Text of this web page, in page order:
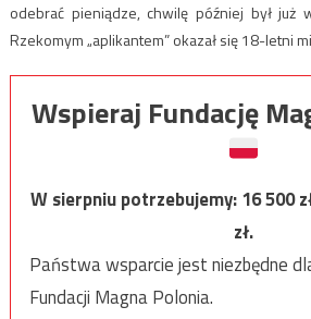
odebrać pieniądze, chwilę później był już
Rzekomym „aplikantem” okazał się 18-letni
Wspieraj Fundację
W sierpniu potrzebujemy:16 500
zł.
Państwa wsparcie jest niezbędne
Fundacji Magna Polonia.